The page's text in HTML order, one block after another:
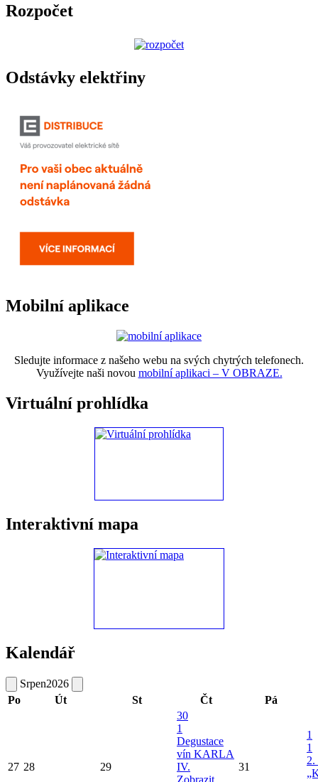
Rozpočet
Odstávky elektřiny
Mobilní aplikace
Sledujte informace z našeho webu na svých chytrých telefonech.
Využívejte naši novou mobilní aplikaci – V OBRAZE.
Virtuální prohlídka
Interaktivní mapa
Kalendář
Srpen2026
Po
Út St Čt Pá
27 28 29
30
1
Degustace
vín KARLA
IV.
Zobrazit
31
1
1
2.